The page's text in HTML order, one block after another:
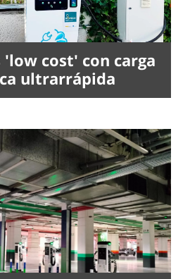
'low cost' con carga
ultrarrápida